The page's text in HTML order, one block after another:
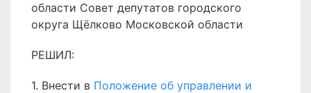
области Совет депутатов городского
округа Щёлково Московской области
РЕШИЛ:
1. Внести в Положение об управлении и